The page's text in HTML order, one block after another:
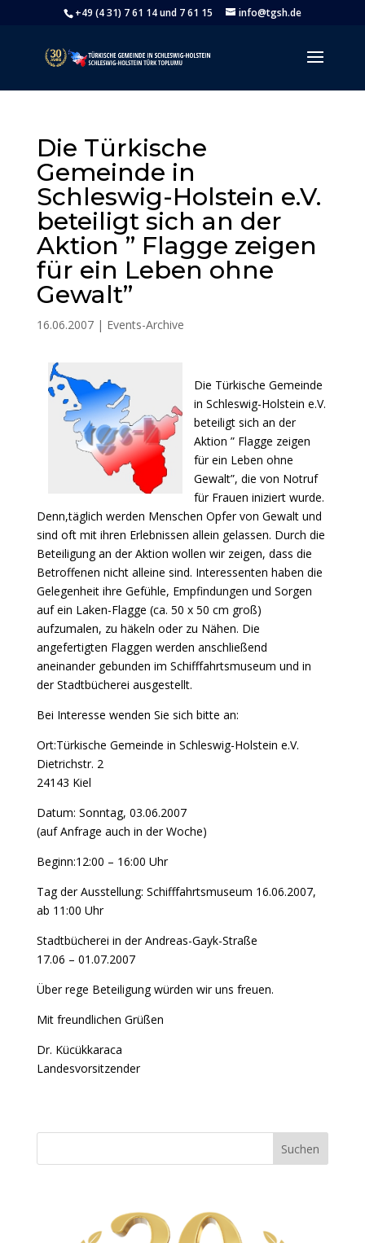
+49 (4 31) 7 61 14 und 7 61 15 info@tgsh.de
Die Türkische
Gemeinde in
Schleswig-Holstein e.V.
beteiligt sich an der
Aktion ” Flagge zeigen
für ein Leben ohne
Gewalt”
16.06.2007| Events-Archive
Die Türkische Gemeinde
in Schleswig-Holstein e.V.
beteiligt sich an der
Aktion ” Flagge zeigen
für ein Leben ohne
Gewalt”, die von Notruf
für Frauen iniziert wurde.
Denn,täglich werden Menschen Opfer von Gewalt und
sind oft mit ihren Erlebnissen allein gelassen. Durch die
Beteiligung an der Aktion wollen wir zeigen, dass die
Betroffenen nicht alleine sind. Interessenten haben die
Gelegenheit ihre Gefühle, Empfindungen und Sorgen
auf ein Laken-Flagge (ca. 50 x 50 cm groß)
aufzumalen, zu häkeln oder zu Nähen. Die
angefertigten Flaggen werden anschließend
aneinander gebunden im Schifffahrtsmuseum und in
der Stadtbücherei ausgestellt.
Bei Interesse wenden Sie sich bitte an:
Ort:Türkische Gemeinde in Schleswig-Holstein e.V.
Dietrichstr. 2
24143 Kiel
Datum: Sonntag, 03.06.2007
(auf Anfrage auch in der Woche)
Beginn:12:00 – 16:00 Uhr
Tag der Ausstellung: Schifffahrtsmuseum 16.06.2007,
ab 11:00 Uhr
Stadtbücherei in der Andreas-Gayk-Straße
17.06 – 01.07.2007
Über rege Beteiligung würden wir uns freuen.
Mit freundlichen Grüßen
Dr. Kücükkaraca
Landesvorsitzender
Suchen